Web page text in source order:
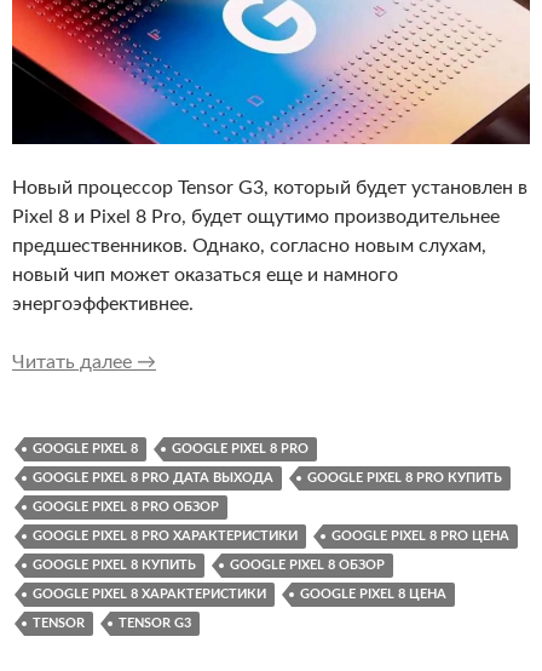
Новый процессор Tensor G3, который будет установлен в
Pixel 8 и Pixel 8 Pro, будет ощутимо производительнее
предшественников. Однако, согласно новым слухам,
новый чип может оказаться еще и намного
энергоэффективнее.
Читать далее Google Pixel 8 и Pixel 8 Pro не будут
→
GOOGLE PIXEL 8 GOOGLE PIXEL 8 PRO
GOOGLE PIXEL 8 PRO ДАТА ВЫХОДА GOOGLE PIXEL 8 PRO КУПИТЬ
GOOGLE PIXEL 8 PRO ОБЗОР
GOOGLE PIXEL 8 PRO ХАРАКТЕРИСТИКИ GOOGLE PIXEL 8 PRO ЦЕНА
GOOGLE PIXEL 8 КУПИТЬ GOOGLE PIXEL 8 ОБЗОР
GOOGLE PIXEL 8 ХАРАКТЕРИСТИКИ GOOGLE PIXEL 8 ЦЕНА
TENSOR TENSOR G3